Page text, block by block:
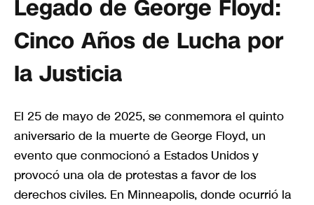
Legado de George Floyd:
Cinco Años de Lucha por
la Justicia
El 25 de mayo de 2025, se conmemora el quinto
aniversario de la muerte de George Floyd, un
evento que conmocionó a Estados Unidos y
provocó una ola de protestas a favor de los
derechos civiles. En Minneapolis, donde ocurrió la